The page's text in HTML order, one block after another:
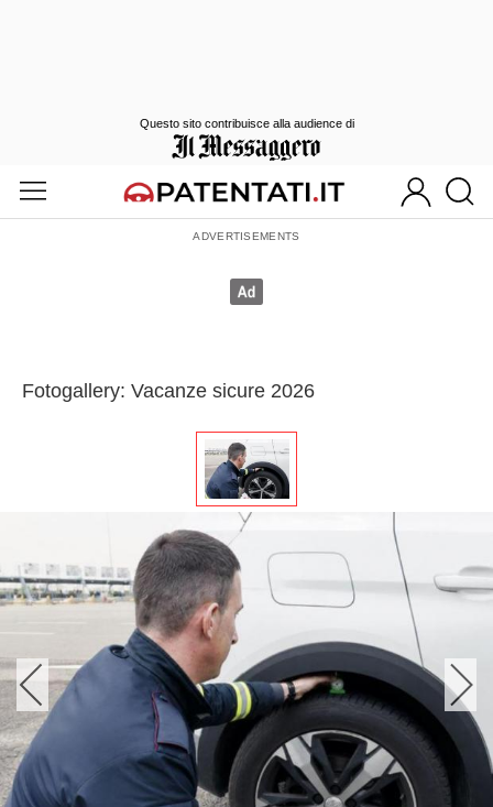
Fotogallery: Vacanze sicure 2026
Questo sito contribuisce alla audience di